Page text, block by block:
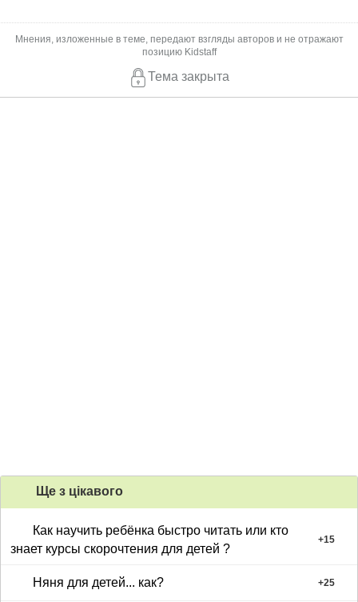
Мнения, изложенные в теме, передают взгляды авторов и не отражают
позицию Kidstaff
Тема закрыта
Ще з цiкавого
Как научить ребёнка быстро читать или кто
знает курсы скорочтения для детей ?
+15
Няня для детей... как? +25